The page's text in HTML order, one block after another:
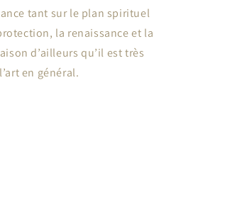
tant sur le plan spirituel
la renaissance et la
d’ailleurs qu’il est très
en général.